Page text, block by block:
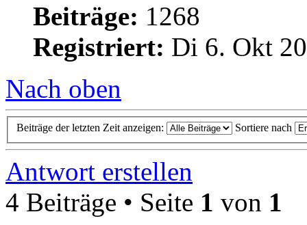
Beiträge: 1268
Registriert: Di 6. Okt
Nach oben
Beiträge der letzten Zeit anzeigen: Sortiere nach
Antwort erstellen
4 Beiträge • Seite 1 von 1